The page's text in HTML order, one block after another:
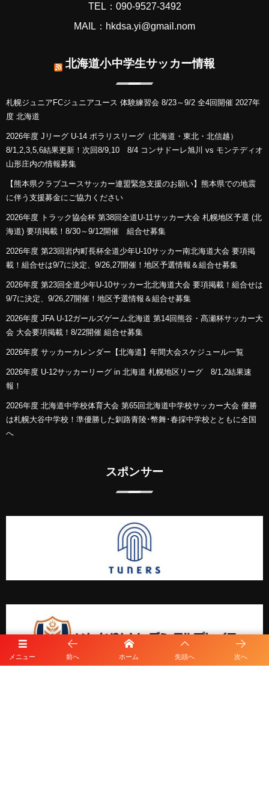
メニュー 前へ ホーム 先頭へ 次へ
TEL：090-9527-3492
MAIL：hkdsa.yi@gmail.nom
北海道小中学生サッカー情報
札幌ジュニアFCジュニアユース 体験練習会 8/23～9/2 全4回開催 2027年
度 北海道
2026年度 Jリーグ U-14 ポラリスリーグ（北海道・東北・北信越）
8/1,2,3,5,6結果更新！次回8/9,10 8/4 コンサドーレ旭川 vs モンテディオ
山形庄内の情報募集
【熊本県クラブユースサッカー連盟緊急支援のお願い】熊本県での地震
に伴う支援募金にご協力ください
2026年度 トラック協会杯 第38回全道U-11サッカー大会 札幌地区予選 (北
海道) 要項掲載！8/30～9/12開催 組合せ募集
2026年度 第23回岩内町長杯全道少年U-10サッカー南北海道大会 要項掲
載！組合せは9/7に決定、9/26,27開催！地区予選情報＆組合せ募集
2026年度 第23回全道少年U-10サッカー北北海道大会 要項掲載！組合せは
9/7に決定、9/26,27開催！地区予選情報＆組合せ募集
2026年度 JFA U-12ガールズゲーム北海道 第14回熊谷・髙瀬杯サッカー大
会 大会要項掲載！8/22開催 組合せ募集
2026年度 サッカーカレンダー【北海道】年間大会スケジュール一覧
2026年度 U-12サッカーリーグ in 北海道 札幌地区リーグ 8/1,2結果速
報！
2026年度 北海道中学校体育大会 第65回北海道中学校サッカー大会 優勝
は札幌大谷中学校！準優勝した釧路青陵･幣舞･春採中学校とともに全国
へ
スポンサー